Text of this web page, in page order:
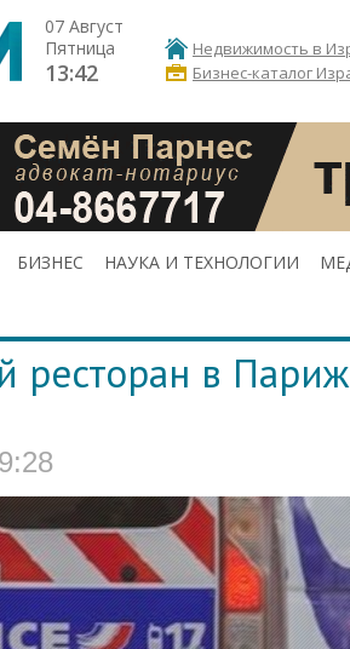
07 Август
Пятница
13:42
Недвижимость в
Бизнес-каталог
БИЗНЕС НАУКА И ТЕХНОЛОГИИ
ресторан в